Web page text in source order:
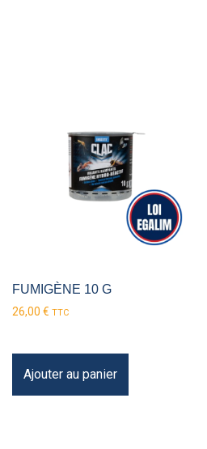
FUMIGÈNE 10 G
26,00 € TTC
Ajouter au panier